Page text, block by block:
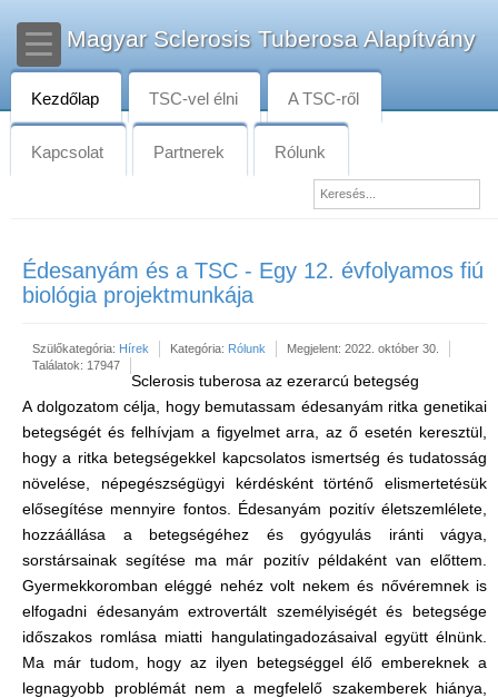
Magyar Sclerosis Tuberosa Alapítvány
Kezdőlap TSC-vel élni A TSC-ről
Kapcsolat Partnerek Rólunk
Édesanyám és a TSC - Egy 12. évfolyamos fiú
biológia projektmunkája
Szülőkategória: Hírek Kategória: Rólunk
Megjelent: 2022. október 30.
Találatok: 17947
Sclerosis tuberosa az ezerarcú betegség
A dolgozatom célja, hogy bemutassam édesanyám ritka genetikai
betegségét és felhívjam a figyelmet arra, az ő esetén keresztül,
hogy a ritka betegségekkel kapcsolatos ismertség és tudatosság
növelése, népegészségügyi kérdésként történő elismertetésük
elősegítése mennyire fontos. Édesanyám pozitív életszemlélete,
hozzáállása a betegségéhez és gyógyulás iránti vágya,
sorstársainak segítése ma már pozitív példaként van előttem.
Gyermekkoromban eléggé nehéz volt nekem és nővéremnek is
elfogadni édesanyám extrovertált személyiségét és betegsége
időszakos romlása miatti hangulatingadozásaival együtt élnünk.
Ma már tudom, hogy az ilyen betegséggel élő embereknek a
legnagyobb problémát nem a megfelelő szakemberek hiánya,